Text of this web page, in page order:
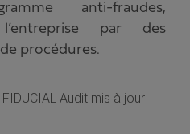
anti-fraudes,
par des
procédures.
Audit mis à jour